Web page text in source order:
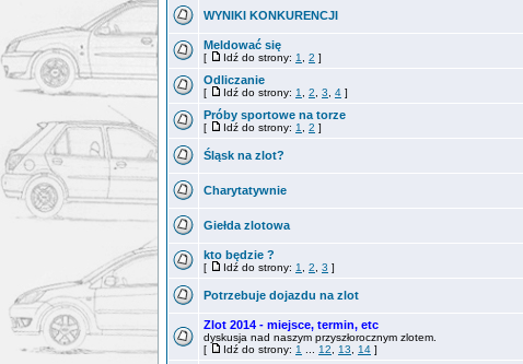
WYNIKI KONKURENCJI
Meldować się
[ Idź do strony: 1 2 ]
Odliczanie
[ Idź do strony: 1 2 3 4 ]
Próby sportowe na torze
[ Idź do strony: 1 2 ]
Śląsk na zlot?
Charytatywnie
Giełda zlotowa
kto będzie ?
[ Idź do strony: 1 2 3 ]
Potrzebuje dojazdu na zlot
Zlot 2014 - miejsce, termin, etc
dyskusja nad naszym przyszłorocznym zlotem.
[
Idź do strony: 1 12 13 14 ]